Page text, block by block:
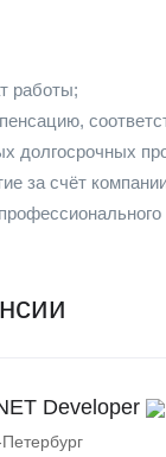
работы;
долгосрочных
за счёт
Developer